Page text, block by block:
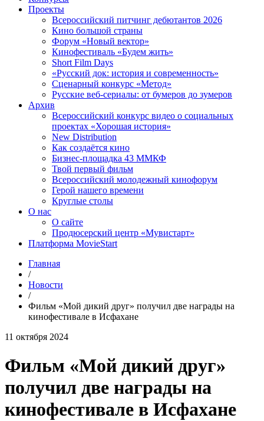
Проекты
Всероссийский питчинг дебютантов 2026
Кино большой страны
Форум «Новый вектор»
Кинофестиваль «Будем жить»
Short Film Days
«Русский док: история и современность»
Сценарный конкурс «Метод»
Русские веб-сериалы: от бумеров до зумеров
Архив
Всероссийский конкурс видео о социальных
проектах «Хорошая история»
New Distribution
Как создаётся кино
Бизнес-площадка 43 ММКФ
Твой первый фильм
Всероссийский молодежный кинофорум
Герой нашего времени
Круглые столы
О нас
О сайте
Продюсерский центр «Мувистарт»
Платформа MovieStart
Главная
/
Новости
/
Фильм «Мой дикий друг» получил две награды на
кинофестивале в Исфахане
11 октября 2024
Фильм «Мой дикий друг»
получил две награды на
кинофестивале в Исфахане